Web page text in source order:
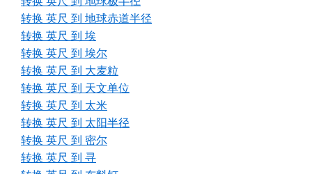
转换 英尺 到 地球赤道半径
转换 英尺 到 埃
转换 英尺 到 埃尔
转换 英尺 到 大麦粒
转换 英尺 到 天文单位
转换 英尺 到 太米
转换 英尺 到 太阳半径
转换 英尺 到 密尔
转换 英尺 到 寻